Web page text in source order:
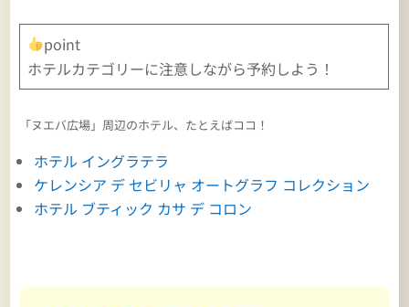
point
ホテルカテゴリーに注意しながら予約しよう！
「ヌエバ広場」周辺のホテル、たとえばココ！
ホテル イングラテラ
ケレンシア デ セビリャ オートグラフ コレクション
ホテル ブティック カサ デ コロン